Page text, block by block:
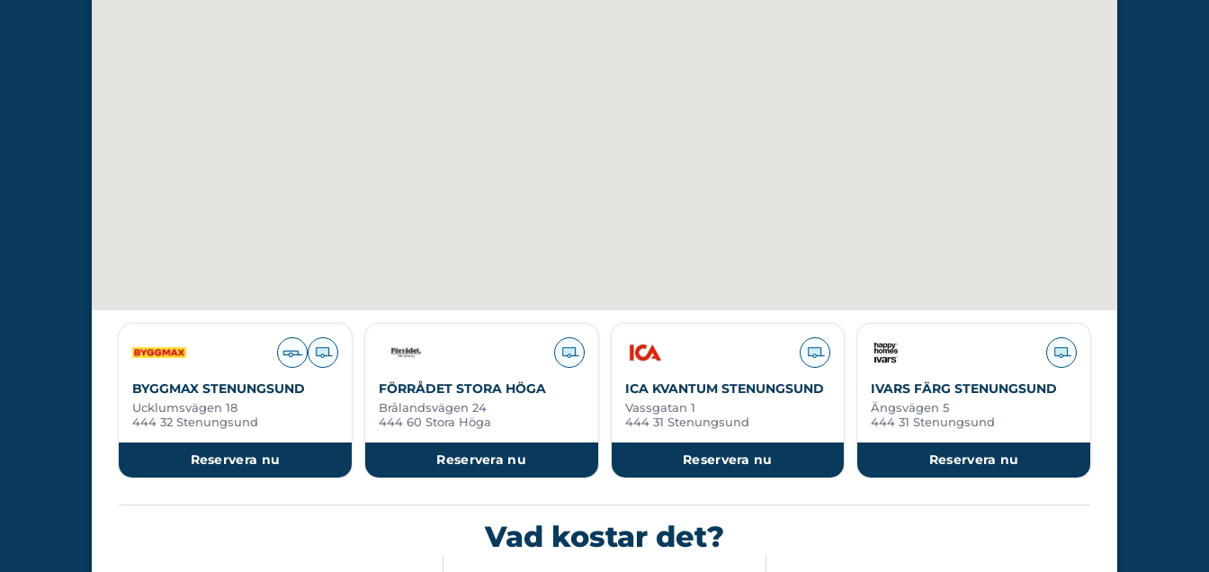
BYGGMAX STENUNGSUND
Ucklumsvägen 18
444 32 Stenungsund
Reservera nu
FÖRRÅDET STORA HÖGA
Brålandsvägen 24
444 60 Stora Höga
Reservera nu
ICA KVANTUM STENUNGSUND
Vassgatan 1
444 31 Stenungsund
Reservera nu
IVARS FÄRG STENUNGSUND
Ängsvägen 5
444 31 Stenungsund
Reservera nu
Vad kostar det?